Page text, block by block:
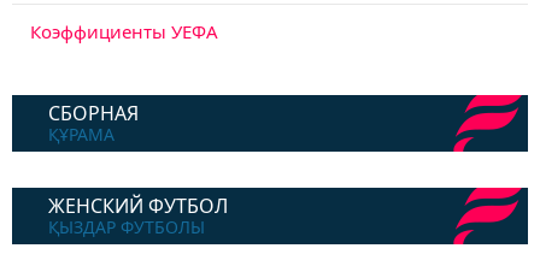
Коэффициенты УЕФА
СБОРНАЯ
ҚҰРАМА
ЖЕНСКИЙ ФУТБОЛ
ҚЫЗДАР ФУТБОЛЫ